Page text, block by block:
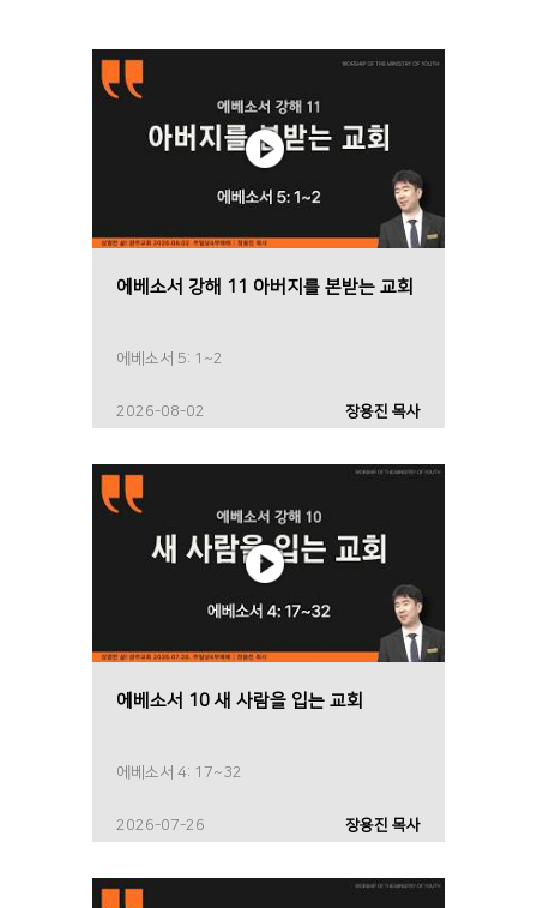
에베소서 강해 11 아버지를 본받는 교회
에베소서 5: 1~2
2026-08-02 장용진 목사
에베소서 10 새 사람을 입는 교회
에베소서 4: 17~32
2026-07-26 장용진 목사